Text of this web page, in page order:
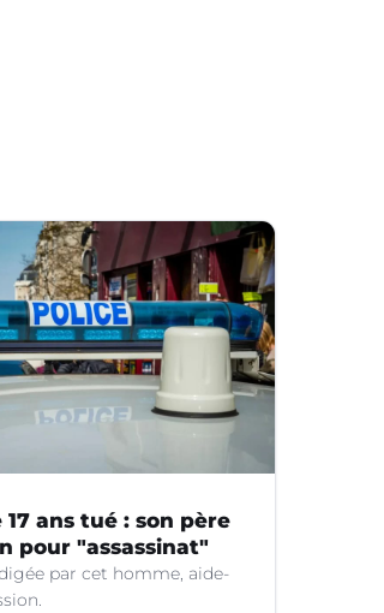
ans tué : son père
pour "assassinat"
par cet homme, aide-